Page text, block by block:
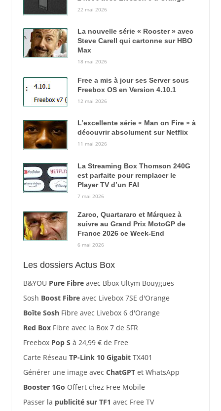
22 mai 2026
La nouvelle série « Rooster » avec
Steve Carell qui cartonne sur HBO
Max
18 mai 2026
Free a mis à jour ses Server sous
Freebox OS en Version 4.10.1
12 mai 2026
L’excellente série « Man on Fire » à
découvrir absolument sur Netflix
11 mai 2026
La Streaming Box Thomson 240G
est parfaite pour remplacer le
Player TV d’un FAI
7 mai 2026
Zarco, Quartararo et Márquez à
suivre au Grand Prix MotoGP de
France 2026 ce Week-End
6 mai 2026
Les dossiers Actus Box
B&YOU Pure Fibreavec Bbox Ultym Bouygues
Sosh Boost Fibreavec Livebox 7SE d'Orange
Boîte SoshFibre avec Livebox 6 d'Orange
Red BoxFibre avec la Box 7 de SFR
Freebox Pop S à 24,99 € de Free
Carte Réseau TP-Link 10 GigabitTX401
Générer une image avec ChatGPTet WhatsApp
Booster 1Go Offert chez Free Mobile
Passer la publicité sur TF1 avec Free TV